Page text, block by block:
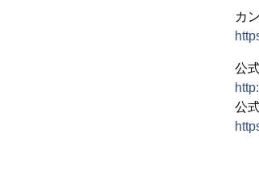
カ
公
公